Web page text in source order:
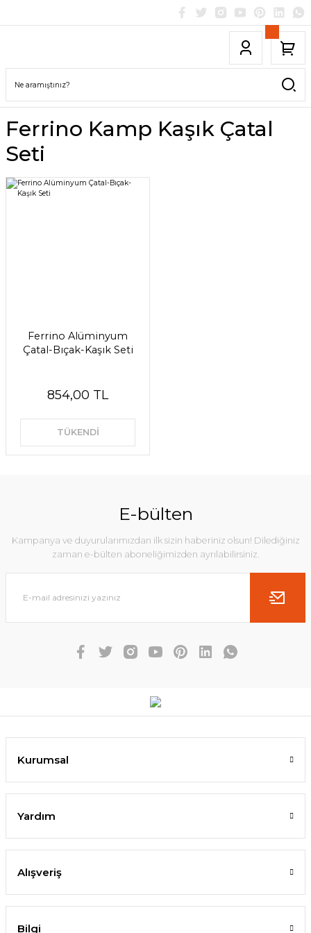
Ferrino Kamp Kaşık Çatal
Seti
Ferrino Alüminyum
Çatal-Bıçak-Kaşık Seti
854,00 TL
TÜKENDİ
E-bülten
Kampanya ve duyurularımızdan ilk sizin haberiniz olsun! Dilediğiniz
zaman e-bülten aboneliğimizden ayrılabilirsiniz.
Kurumsal
Yardım
Alışveriş
Bilgi